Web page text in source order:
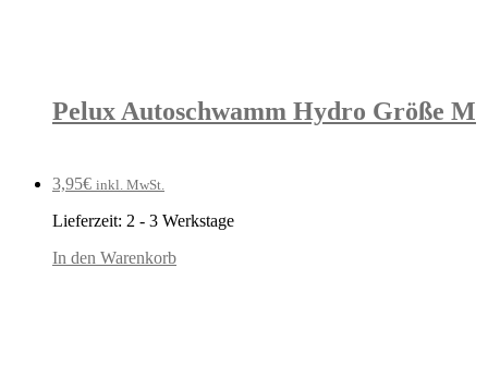
Pelux Autoschwamm Hydro Größe M
3,95€ inkl. MwSt.
Lieferzeit: 2 - 3 Werkstage
In den Warenkorb